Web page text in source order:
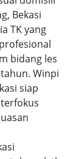
Bekasi
TK yang
bidang les
Winpi
siap